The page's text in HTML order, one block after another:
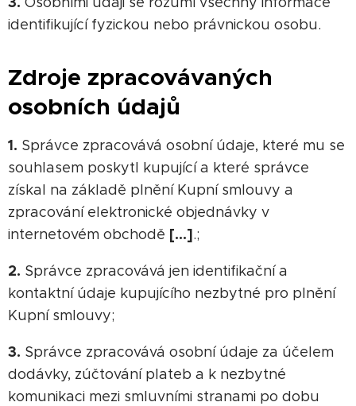
identifikující fyzickou nebo právnickou osobu.
Zdroje zpracovávaných
osobních údajů
1. Správce zpracovává osobní údaje, které mu se
souhlasem poskytl kupující a které správce
získal na základě plnění Kupní smlouvy a
zpracování elektronické objednávky v
internetovém obchodě […].;
2. Správce zpracovává jen identifikační a
kontaktní údaje kupujícího nezbytné pro plnění
Kupní smlouvy;
3. Správce zpracovává osobní údaje za účelem
dodávky, zúčtování plateb a k nezbytné
komunikaci mezi smluvními stranami po dobu